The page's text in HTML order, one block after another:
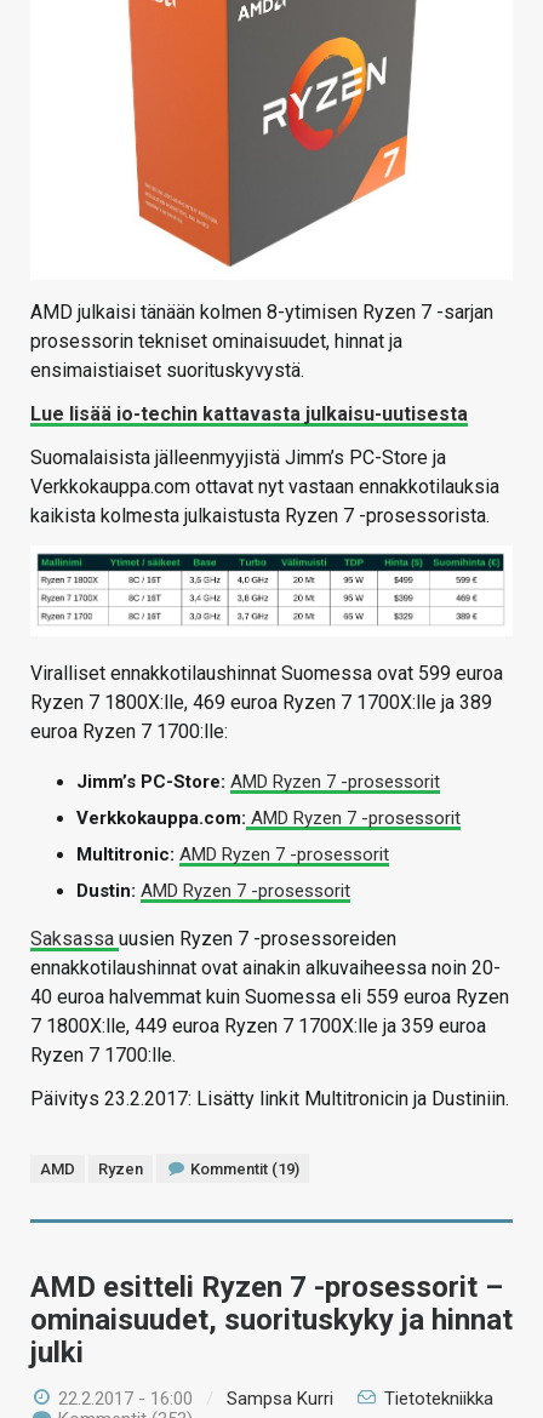
AMD julkaisi tänään kolmen 8-ytimisen Ryzen 7 -sarjan
prosessorin tekniset ominaisuudet, hinnat ja
ensimaistiaiset suorituskyvystä.
Lue lisää io-techin kattavasta julkaisu-uutisesta
Suomalaisista jälleenmyyjistä Jimm’s PC-Store ja
Verkkokauppa.com ottavat nyt vastaan ennakkotilauksia
kaikista kolmesta julkaistusta Ryzen 7 -prosessorista.
Viralliset ennakkotilaushinnat Suomessa ovat 599 euroa
Ryzen 7 1800X:lle, 469 euroa Ryzen 7 1700X:lle ja 389
euroa Ryzen 7 1700:lle:
Jimm’s PC-Store: AMD Ryzen 7 -prosessorit
Verkkokauppa.com: AMD Ryzen 7 -prosessorit
Multitronic: AMD Ryzen 7 -prosessorit
Dustin: AMD Ryzen 7 -prosessorit
Saksassa uusien Ryzen 7 -prosessoreiden
ennakkotilaushinnat ovat ainakin alkuvaiheessa noin 20-
40 euroa halvemmat kuin Suomessa eli 559 euroa Ryzen
7 1800X:lle, 449 euroa Ryzen 7 1700X:lle ja 359 euroa
Ryzen 7 1700:lle.
Päivitys 23.2.2017: Lisätty linkit Multitronicin ja Dustiniin.
AMD Ryzen Kommentit (19)
AMD esitteli Ryzen 7 -prosessorit –
ominaisuudet, suorituskyky ja hinnat
julki
22.2.2017 - 16:00 / Sampsa Kurri
Tietotekniikka